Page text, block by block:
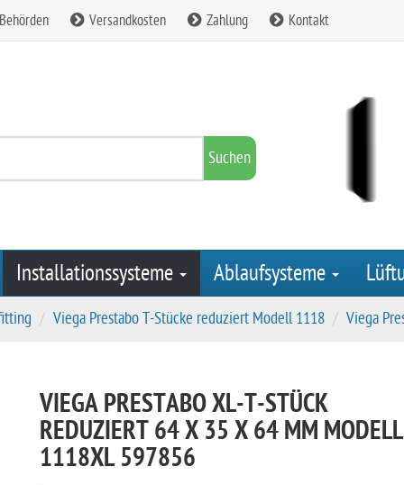
Versandkosten Zahlung Kontakt
Suchen
Installationssysteme Ablaufsysteme
Viega Prestabo T-Stücke reduziert Modell 1118 Viega
VIEGA PRESTABO XL-T-STÜCK
REDUZIERT 64 X 35 X 64 MM MODELL
1118XL 597856